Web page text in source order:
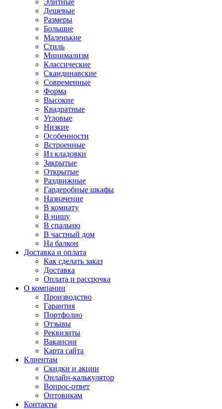
Элитные
Дешевые
Размеры
Большие
Маленькие
Стиль
Минимализм
Классические
Скандинавские
Современные
Форма
Высокие
Квадратные
Угловые
Низкие
Особенности
Встроенные
Из кладовки
Закрытые
Открытые
Раздвижные
Гардеробные шкафы
Назначение
В комнату
В нишу
В спальню
В частный дом
На балкон
Доставка и оплата
Как сделать заказ
Доставка
Оплата и рассрочка
О компании
Производство
Гарантия
Портфолио
Отзывы
Реквизиты
Вакансии
Карта сайта
Клиентам
Скидки и акции
Онлайн-калькулятор
Вопрос-ответ
Оптовикам
Контакты